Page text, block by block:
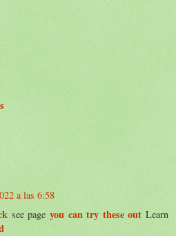
a las 6:58
see pageyou can try these out Learn